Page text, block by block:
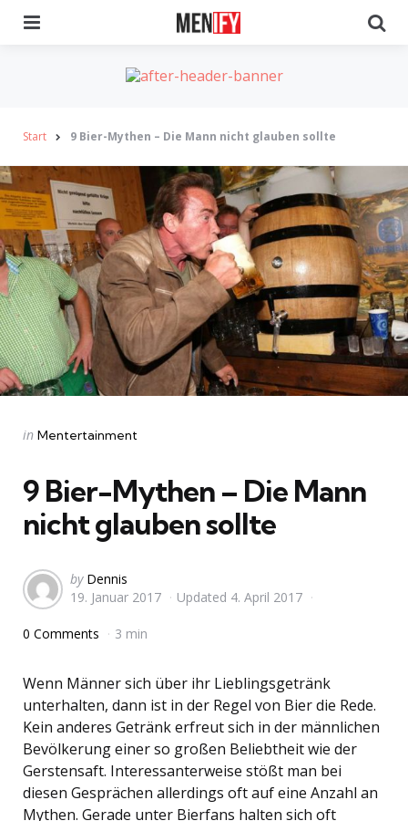
Start 9 Bier-Mythen – Die Mann nicht glauben sollte
Categories
Posted
in Mentertainment
9 Bier-Mythen – Die Mann
nicht glauben sollte
Posted
by
by Dennis
19. Januar 2017
Updated 4. April 2017
0 Comments 3 min
Wenn Männer sich über ihr Lieblingsgetränk
unterhalten, dann ist in der Regel von Bier die Rede.
Kein anderes Getränk erfreut sich in der männlichen
Bevölkerung einer so großen Beliebtheit wie der
Gerstensaft. Interessanterweise stößt man bei
diesen Gesprächen allerdings oft auf eine Anzahl an
Mythen. Gerade unter Bierfans halten sich oft